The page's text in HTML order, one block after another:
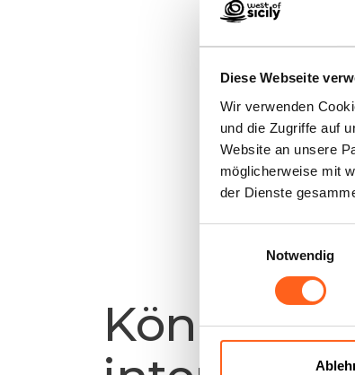
Diese Webseite
Wir verwenden
und die Zugriffe auf
Website an unsere
möglicherweise mit
der Dienste
Notwendig
Sein
hat einen
entweder
Informationen
Könnte es